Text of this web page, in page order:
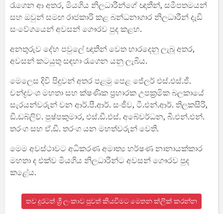
රැගෙන ආ අතර, මියගිය නිලධාරීන්ගේ ඥාතීන්, සමීපතමයන්
සහ ඔවුන් සමඟ රාජකාරි කළ බන්ධනාගාර නිලධාරීන් දැඩි
සංවේගයෙන් අවසන් ගෞරව පුද කළහ.
අනතුරුව දේහ පවුලේ ඥාතීන් වෙත භාරදෙනු ලැබූ අතර,
අවසන් කටයුතු සඳහා රැගෙන යනු ලැබීය.
මෙලෙස දිවි පිදූවන් අතර පළමු පෙළ ජේලර් එස්.එස්.ජී.
චන්ද්‍රවංශ මහතා සහ ක්ෂණික ප්‍රහාරක උපක්‍රමික බලකායේ
සැරයන්වරුන් වන ආර්.පී.ආර්. සංජීව, ටී.එන්.ආර්. තිලකසිරි,
ඩී.ඩබ්ලිව්. පුෂ්පකුමාර, එස්.ඩී.එස්. අබේවර්ධන, බී.එන්.එන්.
තරංග සහ ඒ.ඩී. තරංග යන මහත්වරුන් වෙති.
මෙම අවස්ථාවට අධිකරණ අමාත්‍ය හර්ෂණ නානායක්කාර
මහතා ද එක්ව මියගිය නිලධාරීන්ට අවසන් ගෞරව පුද
කළේය.
තව දුරටත් ශ්‍රී ලංකාව පුවත් කියවීමට මෙතන ක්ලික් කරන්න